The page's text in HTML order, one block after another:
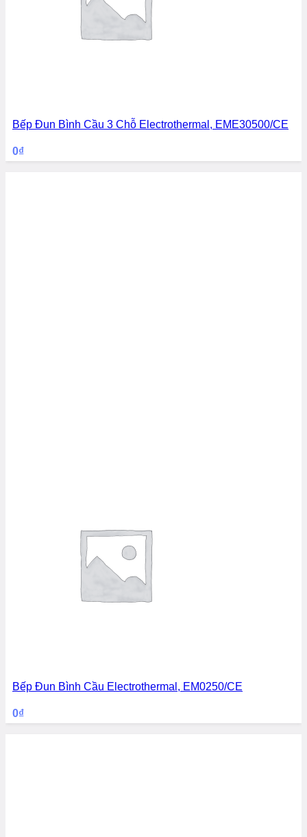
Bếp Đun Bình Cầu 3 Chỗ Electrothermal, EME30500/CE
0₫
Bếp Đun Bình Cầu Electrothermal, EM0250/CE
0₫